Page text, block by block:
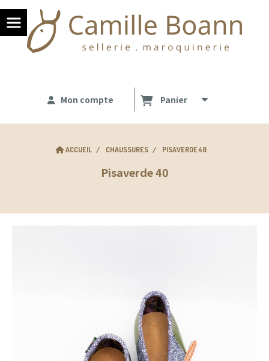
Mon compte Panier
ACCUEIL CHAUSSURES PISAVERDE 40
Pisaverde 40